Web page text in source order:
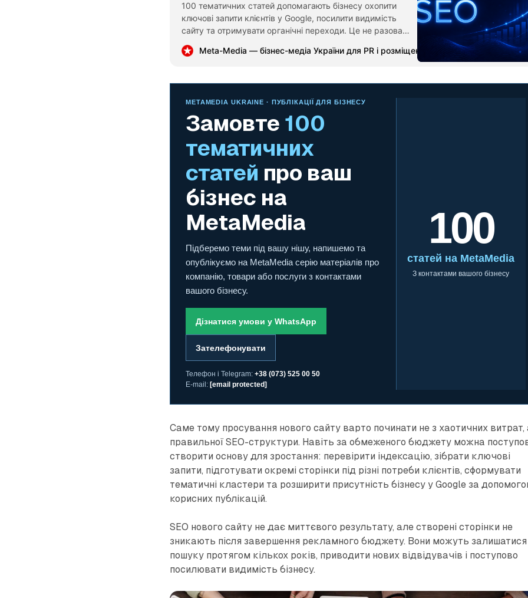
100 тематичних статей допомагають бізнесу охопити
ключові запити клієнтів у Google, посилити видимість
сайту та отримувати органічні переходи. Це не разова
реклама, а контентний актив, який поступово накопичує
цінність і працює на залучення звернень роками.
Meta-Media — бізнес-медіа України для PR і розміщення статей MetaMedia
METAMEDIA UKRAINE · ПУБЛІКАЦІЇ ДЛЯ БІЗНЕСУ
Замовте 100
тематичних
статей про ваш
бізнес на
MetaMedia
Підберемо теми під вашу нішу, напишемо та
опублікуємо на MetaMedia серію матеріалів про
компанію, товари або послуги з контактами
вашого бізнесу.
Дізнатися умови у WhatsApp
Зателефонувати
Телефон і Telegram:+38 (073) 525 00 50
E-mail: [email protected]
100
статей на MetaMedia
З контактами вашого бізнесу
Саме тому просування нового сайту варто починати не з хаотичних витрат,
правильної SEO-структури. Навіть за обмеженого бюджету можна
створити основу для зростання: перевірити індексацію, зібрати ключові
запити, підготувати окремі сторінки під різні потреби клієнтів, сформувати
тематичні кластери та розширити присутність бізнесу у Google за
корисних публікацій.
SEO нового сайту не дає миттєвого результату, але створені сторінки не
зникають після завершення рекламного бюджету. Вони можуть
пошуку протягом кількох років, приводити нових відвідувачів і поступово
посилювати видимість бізнесу.